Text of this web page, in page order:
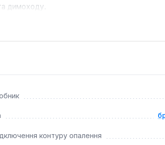
димоходу.
для забезпечення опалення в житлових
контуру опалення